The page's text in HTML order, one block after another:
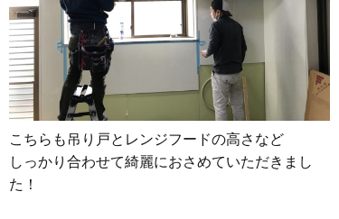
こちらも吊り戸とレンジフードの高さなど
しっかり合わせて綺麗におさめていただきまし
た！